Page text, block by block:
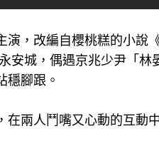
演，改編自櫻桃糕的小說
安城，偶遇京兆少尹「林
穩腳跟。
兩人鬥嘴又心動的互動